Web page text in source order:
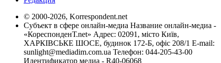
© 2000-2026, Korrespondent.net
Субъект в сфере онлайн-медиа Название онлайн-медиа -
«КореспонденТ.net» Адрес: 02091, місто Київ,
ХАРКІВСЬКЕ ШОСЕ, будинок 172-Б, офіс 208/1 E-mail:
sunlight@mediadim.com.ua Телефон: 044-205-43-00
Идентификатор медиа - R40-06068